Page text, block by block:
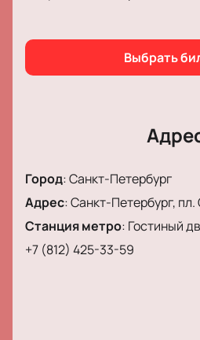
Выбрать
Город:Санкт-Петербург
Адрес:Санкт-Петербург, пл.
Станция метро: Гостиный
+7 (812) 425-33-59